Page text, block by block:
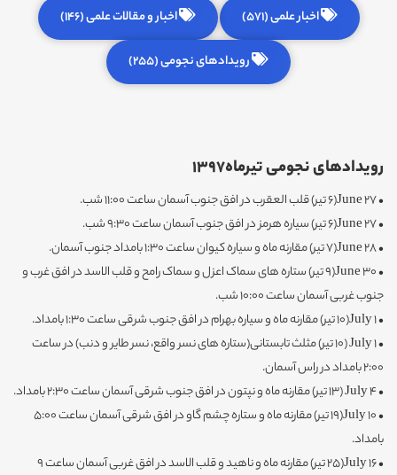
اخبار علمی (571) اخبار و مقالات علمی (146)
رویدادهای نجومی (255)
رویدادهای نجومی تیرماه1397
• 27 June(6 تیر) قلب العقرب در افق جنوب آسمان ساعت 11:00 شب.
• 27 June(6 تیر) سیاره هرمز در افق جنوب آسمان ساعت 9:30 شب.
• 28 June(7 تیر) مقارنه ماه و سیاره کیوان ساعت 1:30 بامداد جنوب آسمان.
• 30 June(9 تیر) ستاره های سماک اعزل و سماک رامح و قلب الاسد در افق غرب و
جنوب غربی آسمان ساعت 10:00 شب.
• 1 July(10 تیر) مقارنه ماه و سیاره بهرام در افق جنوب شرقی ساعت 1:30 بامداد.
• 1 July (10 تیر) مثلث تابستانی(ستاره های نسر واقع، نسر طایر و دنب) در ساعت
2:00 بامداد در راس آسمان.
• 4 July (13 تیر) مقارنه ماه و نپتون در افق جنوب شرقی آسمان ساعت 2:30 بامداد.
• 10 July(19 تیر) مقارنه ماه و ستاره چشم گاو در افق شرقی آسمان ساعت 5:00
بامداد.
• 16 July(25 تیر) مقارنه ماه و ناهید و قلب الاسد در افق غربی آسمان ساعت 9